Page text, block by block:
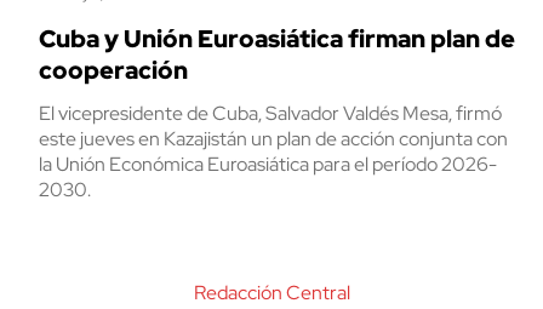
Cuba y Unión Euroasiática firman plan de
cooperación
El vicepresidente de Cuba, Salvador Valdés Mesa, firmó
este jueves en Kazajistán un plan de acción conjunta con
la Unión Económica Euroasiática para el período 2026-
2030.
Redacción Central